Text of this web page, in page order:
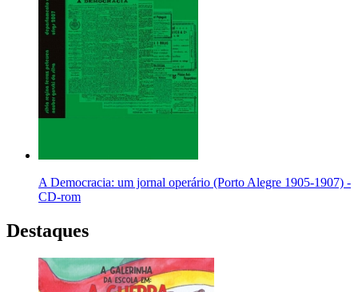
A Democracia: um jornal operário (Porto Alegre 1905-1907) -
CD-rom
Destaques